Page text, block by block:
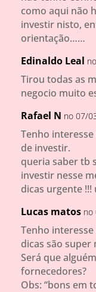
como aqui não
investir nisto,
orientação……
Edinaldo Leal
Tirou todas as
negocio muito
Rafael N no 07/
Tenho
de investir.
queria saber tb
investir nesse
dicas urgente !!!
Lucas matos no
Tenho
dicas são
Será que
fornecedores?
Obs: “bons em